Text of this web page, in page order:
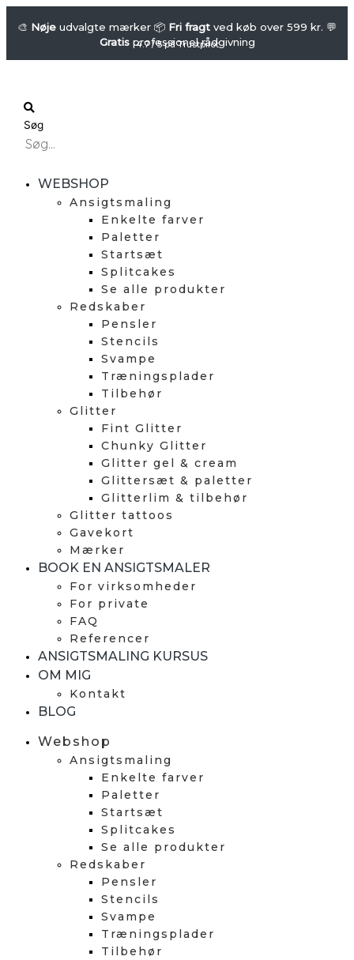
Gå
🎨 Nøje udvalgte mærker 📦 Fri fragt ved køb over 599 kr. 💬
Gratisprofessionel rådgivning
4.7 / 5 på Trustpilot
Søg
WEBSHOP
Ansigtsmaling
Enkelte farver
Paletter
Startsæt
Splitcakes
Se alle produkter
Redskaber
Pensler
Stencils
Svampe
Træningsplader
Tilbehør
Glitter
Fint Glitter
Chunky Glitter
Glitter gel & cream
Glittersæt & paletter
Glitterlim & tilbehør
Glitter tattoos
Gavekort
Mærker
BOOK EN ANSIGTSMALER
For virksomheder
For private
FAQ
Referencer
ANSIGTSMALING KURSUS
OM MIG
Kontakt
BLOG
Webshop
Ansigtsmaling
Enkelte farver
Paletter
Startsæt
Splitcakes
Se alle produkter
Redskaber
Pensler
Stencils
Svampe
Træningsplader
Tilbehør
FRIENDLY
GLITTER
Fint
Himmelblå
(Bio)
antal